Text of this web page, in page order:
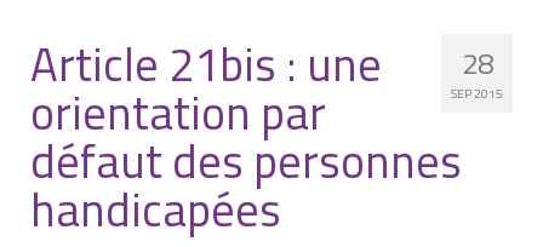
Nous connaître
Notre histoire
Nos missions et nos valeurs
Notre équipe
28
SEP 2015
Article 21bis : une
orientation par
défaut des personnes
handicapées